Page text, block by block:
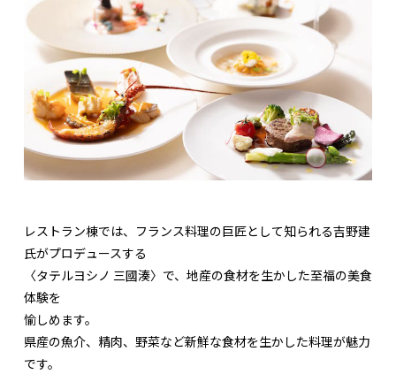
レストラン棟では、フランス料理の巨匠として知られる吉野建
氏がプロデュースする
〈タテルヨシノ 三國湊〉で、地産の食材を生かした至福の美食
体験を
愉しめます。
県産の魚介、精肉、野菜など新鮮な食材を生かした料理が魅力
です。